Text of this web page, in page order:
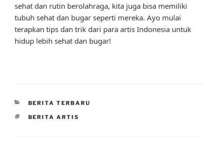
sehat dan rutin berolahraga, kita juga bisa memiliki
tubuh sehat dan bugar seperti mereka. Ayo mulai
terapkan tips dan trik dari para artis Indonesia untuk
hidup lebih sehat dan bugar!
CATEGORIES
BERITA TERBARU
TAGS
BERITA ARTIS